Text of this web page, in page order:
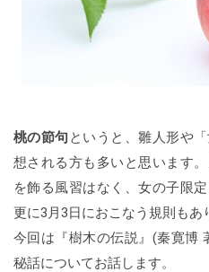
桃の節句 というと、雛人形や
想される方も多いと思います。
を飾る風習はなく、女の子限
更に3月3日におこなう規則もあ
今回は 『樹木の伝説』(秦寛博
秘話についてお話します。